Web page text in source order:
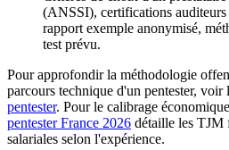
(ANSSI), certifications
rapport exemple anonymisé,
test prévu.
Pour approfondir la méthodologie
parcours technique d'un pentester, voir
pentester. Pour le calibrage
pentester France 2026 détaille les TJM
salariales selon l'expérience.